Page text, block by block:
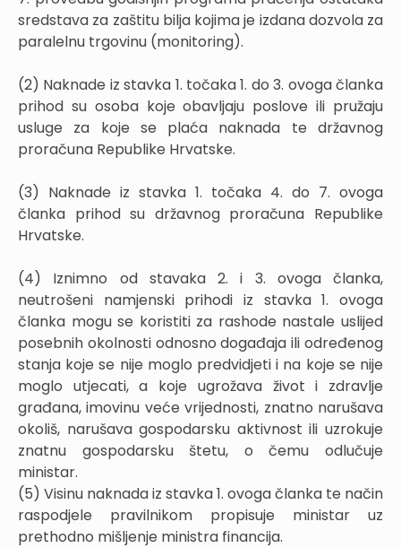
sredstava za zaštitu bilja kojima je izdana dozvola za
paralelnu trgovinu (monitoring).
(2) Naknade iz stavka 1. točaka 1. do 3. ovoga članka
prihod su osoba koje obavljaju poslove ili pružaju
usluge za koje se plaća naknada te državnog
proračuna Republike Hrvatske.
(3) Naknade iz stavka 1. točaka 4. do 7. ovoga
članka prihod su državnog proračuna Republike
Hrvatske.
(4) Iznimno od stavaka 2. i 3. ovoga članka,
neutrošeni namjenski prihodi iz stavka 1. ovoga
članka mogu se koristiti za rashode nastale uslijed
posebnih okolnosti odnosno događaja ili određenog
stanja koje se nije moglo predvidjeti i na koje se nije
moglo utjecati, a koje ugrožava život i zdravlje
građana, imovinu veće vrijednosti, znatno narušava
okoliš, narušava gospodarsku aktivnost ili uzrokuje
znatnu gospodarsku štetu, o čemu odlučuje
ministar.
(5) Visinu naknada iz stavka 1. ovoga članka te način
raspodjele pravilnikom propisuje ministar uz
prethodno mišljenje ministra financija.